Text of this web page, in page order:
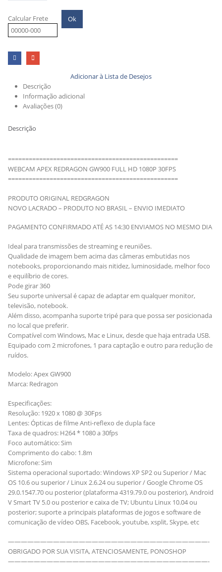
Calcular Frete Ok
Adicionar à Lista de Desejos
Descrição
Informação adicional
Avaliações (0)
Descrição
=================================================
WEBCAM APEX REDRAGON GW900 FULL HD 1080P 30FPS
=================================================
PRODUTO ORIGINAL REDGRAGON
NOVO LACRADO – PRODUTO NO BRASIL – ENVIO IMEDIATO
PAGAMENTO CONFIRMADO ATÉ AS 14:30 ENVIAMOS NO MESMO DIA
Ideal para transmissões de streaming e reuniões.
Qualidade de imagem bem acima das câmeras embutidas nos
notebooks, proporcionando mais nitidez, luminosidade, melhor foco
e equilíbrio de cores.
Pode girar 360
Seu suporte universal é capaz de adaptar em qualquer monitor,
televisão, notebook.
Além disso, acompanha suporte tripé para que possa ser posicionada
no local que preferir.
Compatível com Windows, Mac e Linux, desde que haja entrada USB.
Equipado com 2 microfones, 1 para captação e outro para redução de
ruídos.
Modelo: Apex GW900
Marca: Redragon
Especificações:
Resolução: 1920 x 1080 @ 30Fps
Lentes: Ópticas de filme Anti-reflexo de dupla face
Taxa de quadros: H264 * 1080 a 30fps
Foco automático: Sim
Comprimento do cabo: 1.8m
Microfone: Sim
Sistema operacional suportado: Windows XP SP2 ou Superior / Mac
OS 10.6 ou superior / Linux 2.6.24 ou superior / Google Chrome OS
29.0.1547.70 ou posterior (plataforma 4319.79.0 ou posterior), Android
V Smart TV 5.0 ou posterior e caixa de TV; Ubuntu Linux 10.04 ou
posterior; suporte a principais plataformas de jogos e software de
comunicação de vídeo OBS, Facebook, youtube, xsplit, Skype, etc
———————————————————————————————-
OBRIGADO POR SUA VISITA, ATENCIOSAMENTE, PONOSHOP
———————————————————————————————-